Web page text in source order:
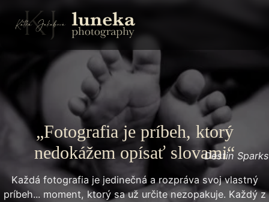
„Fotografia je príbeh, ktorý
nedokážem opísať slovami“Destin Sparks
Každá fotografia je jedinečná a rozpráva svoj vlastný
príbeh... moment, ktorý sa už určite nezopakuje. Každý z